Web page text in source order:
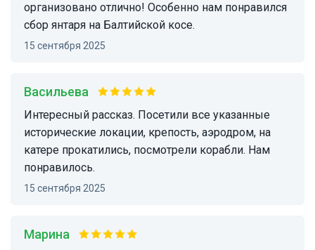
организовано отлично! Особенно нам понравился
сбор янтаря на Балтийской косе.
15 сентября 2025
Васильева
Интересный рассказ. Посетили все указанные
исторические локации, крепость, аэродром, на
катере прокатились, посмотрели корабли. Нам
понравилось.
15 сентября 2025
Марина